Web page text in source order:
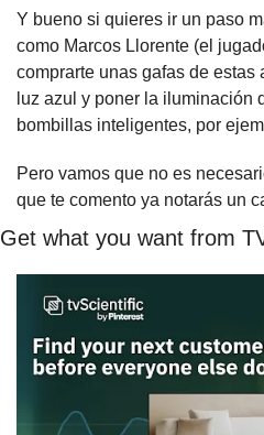
Y bueno si quieres ir un paso
como Marcos Llorente (el
comprarte unas gafas de
luz azul y poner la iluminación
bombillas inteligentes, por
Pero vamos que no es
que te comento ya notarás un
Get what you want from